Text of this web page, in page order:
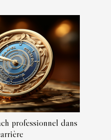
professionnel dans